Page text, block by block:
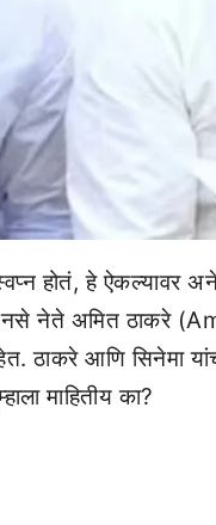
होतं, हे ऐकल्यावर
मनसे नेते अमित ठाकरे
ठाकरे आणि सिनेमा
माहितीय का?